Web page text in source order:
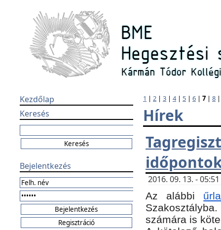
Kezdőlap
Keresés
Bejelentkezés
1 | 2 | 3 | 4| 5 | 6 | 7 | 8
Hírek
2016. 09. 13. -
Az alábbi
számára is